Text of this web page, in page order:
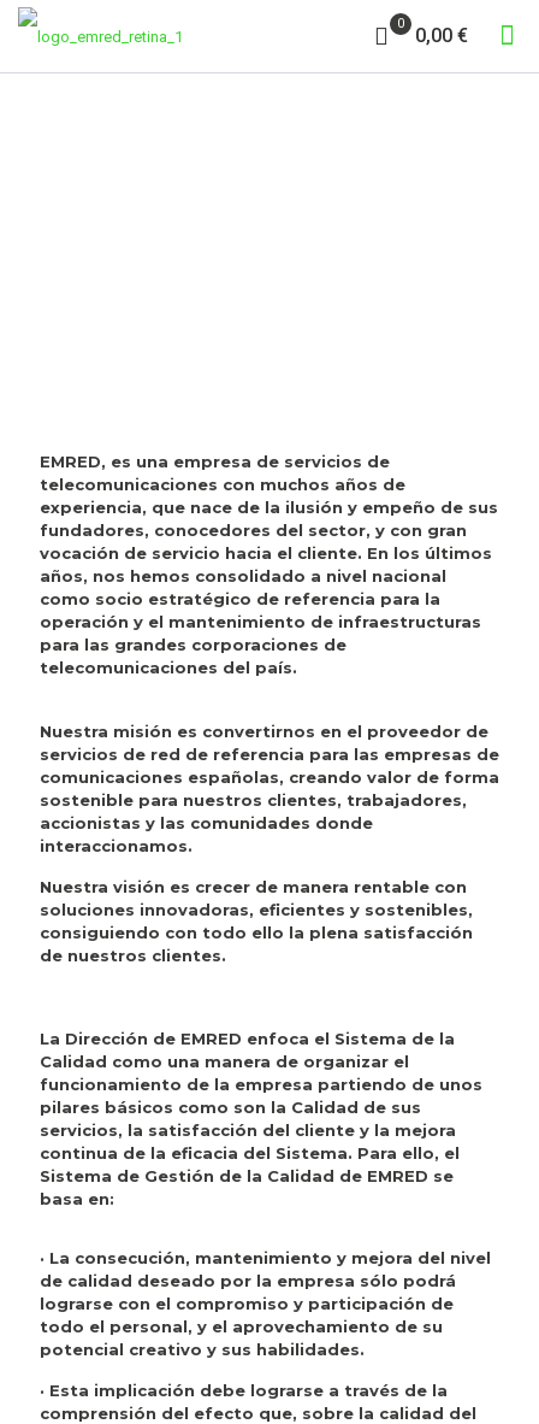
0
0,00 €
EMRED, es una empresa de servicios de
telecomunicaciones con muchos años de
experiencia, que nace de la ilusión y empeño de sus
fundadores, conocedores del sector, y con gran
vocación de servicio hacia el cliente. En los últimos
años, nos hemos consolidado a nivel nacional
como socio estratégico de referencia para la
operación y el mantenimiento de infraestructuras
para las grandes corporaciones de
telecomunicaciones del país.
Nuestra misión es convertirnos en el proveedor de
servicios de red de referencia para las empresas de
comunicaciones españolas, creando valor de forma
sostenible para nuestros clientes, trabajadores,
accionistas y las comunidades donde
interaccionamos.
Nuestra visión es crecer de manera rentable con
soluciones innovadoras, eficientes y sostenibles,
consiguiendo con todo ello la plena satisfacción
de nuestros clientes.
La Dirección de EMRED enfoca el Sistema de la
Calidad como una manera de organizar el
funcionamiento de la empresa partiendo de unos
pilares básicos como son la Calidad de sus
servicios, la satisfacción del cliente y la mejora
continua de la eficacia del Sistema. Para ello, el
Sistema de Gestión de la Calidad de EMRED se
basa en:
· La consecución, mantenimiento y mejora del nivel
de calidad deseado por la empresa sólo podrá
lograrse con el compromiso y participación de
todo el personal, y el aprovechamiento de su
potencial creativo y sus habilidades.
· Esta implicación debe lograrse a través de la
comprensión del efecto que, sobre la calidad del